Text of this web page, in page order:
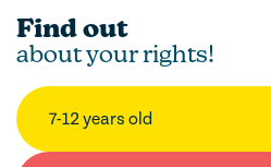
Find out
about your rights!
7-12 years old